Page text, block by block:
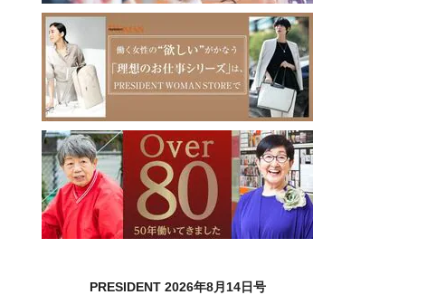
PRESIDENT 2026年8月14日号